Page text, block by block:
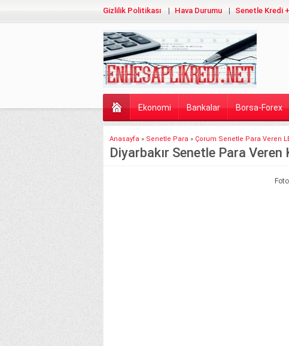
Gizlilik Politikası Hava Durumu Senetle Kredi
Ekonomi Bankalar Borsa-Forex
Anasayfa » Senetle Para » Çorum Senetle Para Veren
Diyarbakır Senetle Para